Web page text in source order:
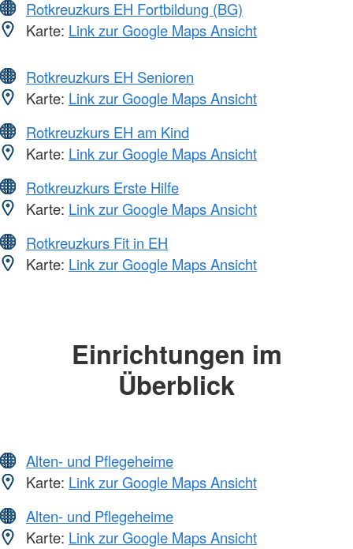
Rotkreuzkurs EH Fortbildung (BG)
Karte: Link zur Google Maps Ansicht
Rotkreuzkurs EH Senioren
Karte: Link zur Google Maps Ansicht
Rotkreuzkurs EH am Kind
Karte: Link zur Google Maps Ansicht
Rotkreuzkurs Erste Hilfe
Karte: Link zur Google Maps Ansicht
Rotkreuzkurs Fit in EH
Karte: Link zur Google Maps Ansicht
Einrichtungen im
Überblick
Alten- und Pflegeheime
Karte: Link zur Google Maps Ansicht
Alten- und Pflegeheime
Karte: Link zur Google Maps Ansicht